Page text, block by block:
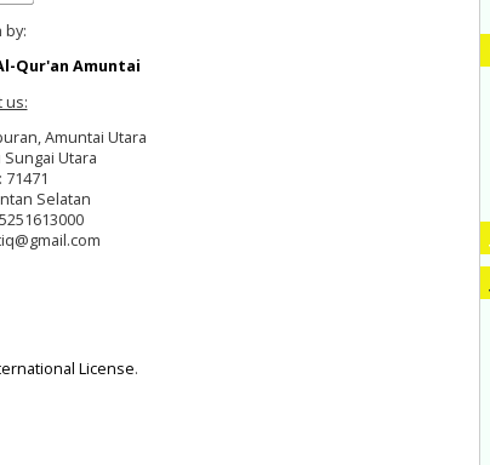
by:
Qur'an Amuntai
us:
Amuntai Utara
Utara
71471
Selatan
License.